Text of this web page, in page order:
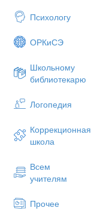
Психологу
ОРКиСЭ
Школьному
библиотекарю
Логопедия
Коррекционная
школа
Всем
учителям
Прочее